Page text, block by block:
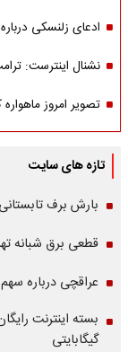
ادعای زلنسکی درباره
نشنال اینترست:
تصویر امروز
تازه های سایت
بارش برف
قطعی برق شبانه
عراقچی درباره
گیگابایتی